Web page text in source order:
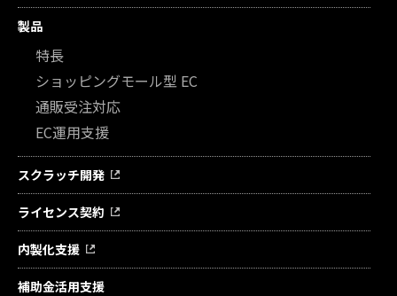
製品
特長
ショッピングモール型 EC
通販受注対応
EC運用支援
スクラッチ開発
ライセンス契約
内製化支援
補助金活用支援